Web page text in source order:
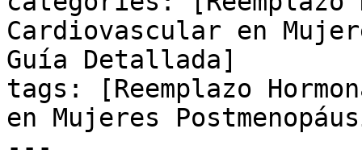
Cardiovascular en
Guía Detallada]
tags: [Reemplazo
en Mujeres
---